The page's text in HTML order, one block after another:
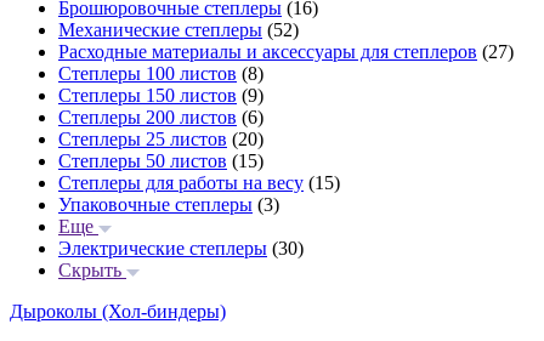
Брошюровочные степлеры (16)
Механические степлеры (52)
Расходные материалы и аксессуары для степлеров (27)
Степлеры 100 листов (8)
Степлеры 150 листов (9)
Степлеры 200 листов (6)
Степлеры 25 листов (20)
Степлеры 50 листов (15)
Степлеры для работы на весу (15)
Упаковочные степлеры (3)
Еще
Электрические степлеры (30)
Скрыть
Дыроколы (Хол-биндеры)